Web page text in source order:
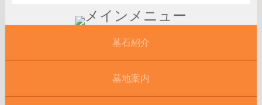
墓石紹介
墓地案内